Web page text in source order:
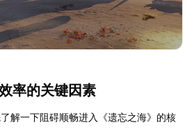
率的关键因素
解一下阻碍顺畅进入《遗忘之海》的核